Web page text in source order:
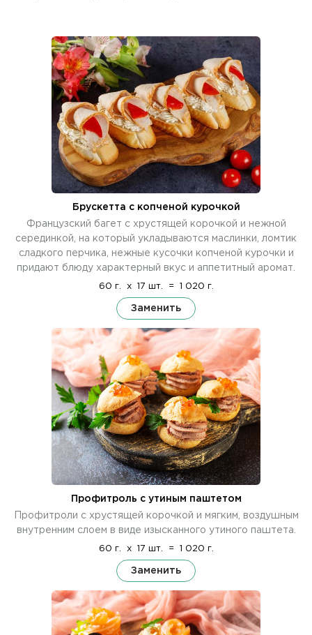
Брускетта с копченой курочкой
Французский багет с хрустящей корочкой и нежной
серединкой, на который укладываются маслинки, ломтик
сладкого перчика, нежные кусочки копченой курочки и
придают блюду характерный вкус и аппетитный аромат.
60 г. x 17 шт. = 1 020 г.
Заменить
Профитроль с утиным паштетом
Профитроли с хрустящей корочкой и мягким, воздушным
внутренним слоем в виде изысканного утиного паштета.
60 г. x 17 шт. = 1 020 г.
Заменить